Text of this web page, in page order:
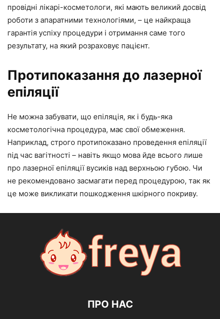
провідні лікарі-косметологи, які мають великий досвід
роботи з апаратними технологіями, – це найкраща
гарантія успіху процедури і отримання саме того
результату, на який розраховує пацієнт.
Протипоказання до лазерної
епіляції
Не можна забувати, що епіляція, як і будь-яка
косметологічна процедура, має свої обмеження.
Наприклад, строго протипоказано проведення епіляції
під час вагітності – навіть якщо мова йде всього лише
про лазерної епіляції вусиків над верхньою губою. Чи
не рекомендовано засмагати перед процедурою, так як
це може викликати пошкодження шкірного покриву.
ПРО НАС